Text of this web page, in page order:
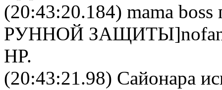
(20:43:20.184) mama boss
РУННОЙ ЗАЩИТЫ]
HP.
(20:43:21.98) Сайонара